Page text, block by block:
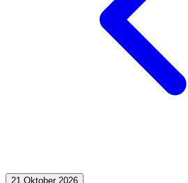
21 Oktober 2026